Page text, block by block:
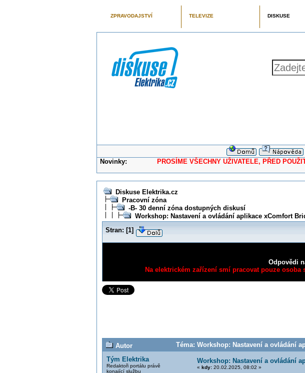
ZPRAVODAJSTVÍ TELEVIZE DISKUSE
Novinky: PROSÍME VŠECHNY UŽIVATELE, PŘED
Diskuse Elektrika.cz
Pracovní zóna
-B- 30 denní zóna dostupných diskusí
Workshop: Nastavení a ovládání aplikace xComfort
Stran: [1]
Odpovědi
Na elektrickém zařízení smí pracovat pouze
Autor
Téma: Workshop: Nastavení a ovládání
Tým Elektrika
Redaktoři portálu právě
konající službu
Workshop: Nastavení a ovládání
« kdy:20.02.2025, 08:02 »